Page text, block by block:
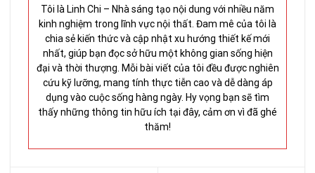
Tôi là Linh Chi – Nhà sáng tạo nội dung với nhiều năm
kinh nghiệm trong lĩnh vực nội thất. Đam mê của tôi là
chia sẻ kiến thức và cập nhật xu hướng thiết kế mới
nhất, giúp bạn đọc sở hữu một không gian sống hiện
đại và thời thượng. Mỗi bài viết của tôi đều được nghiên
cứu kỹ lưỡng, mang tính thực tiễn cao và dễ dàng áp
dụng vào cuộc sống hàng ngày. Hy vọng bạn sẽ tìm
thấy những thông tin hữu ích tại đây, cảm ơn vì đã ghé
thăm!